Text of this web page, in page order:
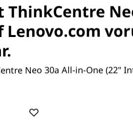
ThinkCentre
Lenovo.com
Neo 30a All-in-One (22"